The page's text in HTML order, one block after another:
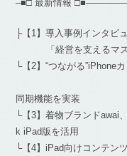
–■□ 最新情報
├【1】導入事例インタビ
「経営を支えるマス
└【2】“つながる”iPhone
Google カ
同期機能を実装
└【3】着物ブランドawai
k iPad版を活用
└【4】iPad向けコンテン